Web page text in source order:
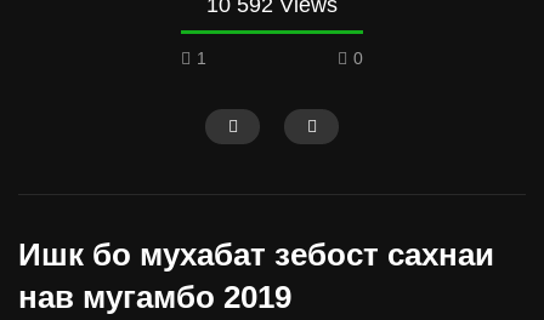
10 592 Views
1 0
Ишк бо мухабат зебост сахнаи
нав мугамбо 2019